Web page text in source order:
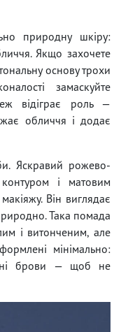
природну шкіру:
Якщо захочете
основу трохи
замаскуйте
відіграє роль —
обличчя і додає
Яскравий рожево-
і матовим
Він виглядає
Така помада
і витонченим, але
мінімально:
брови — щоб не